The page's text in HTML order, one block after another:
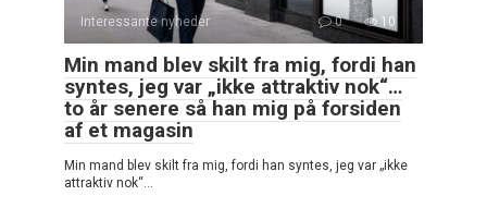
Interessante nyheder 0 10
Min mand blev skilt fra mig, fordi han
syntes, jeg var „ikke attraktiv nok“…
to år senere så han mig på forsiden
af et magasin
Min mand blev skilt fra mig, fordi han syntes, jeg var „ikke
attraktiv nok“…